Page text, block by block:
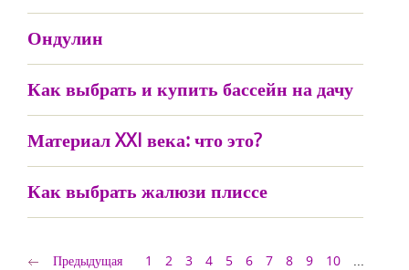
Ондулин
Как выбрать и купить бассейн на дачу
Материал XXI века: что это?
Как выбрать жалюзи плиссе
Предыдущая 1 2 3 4 5 6 7 8 9 10
...